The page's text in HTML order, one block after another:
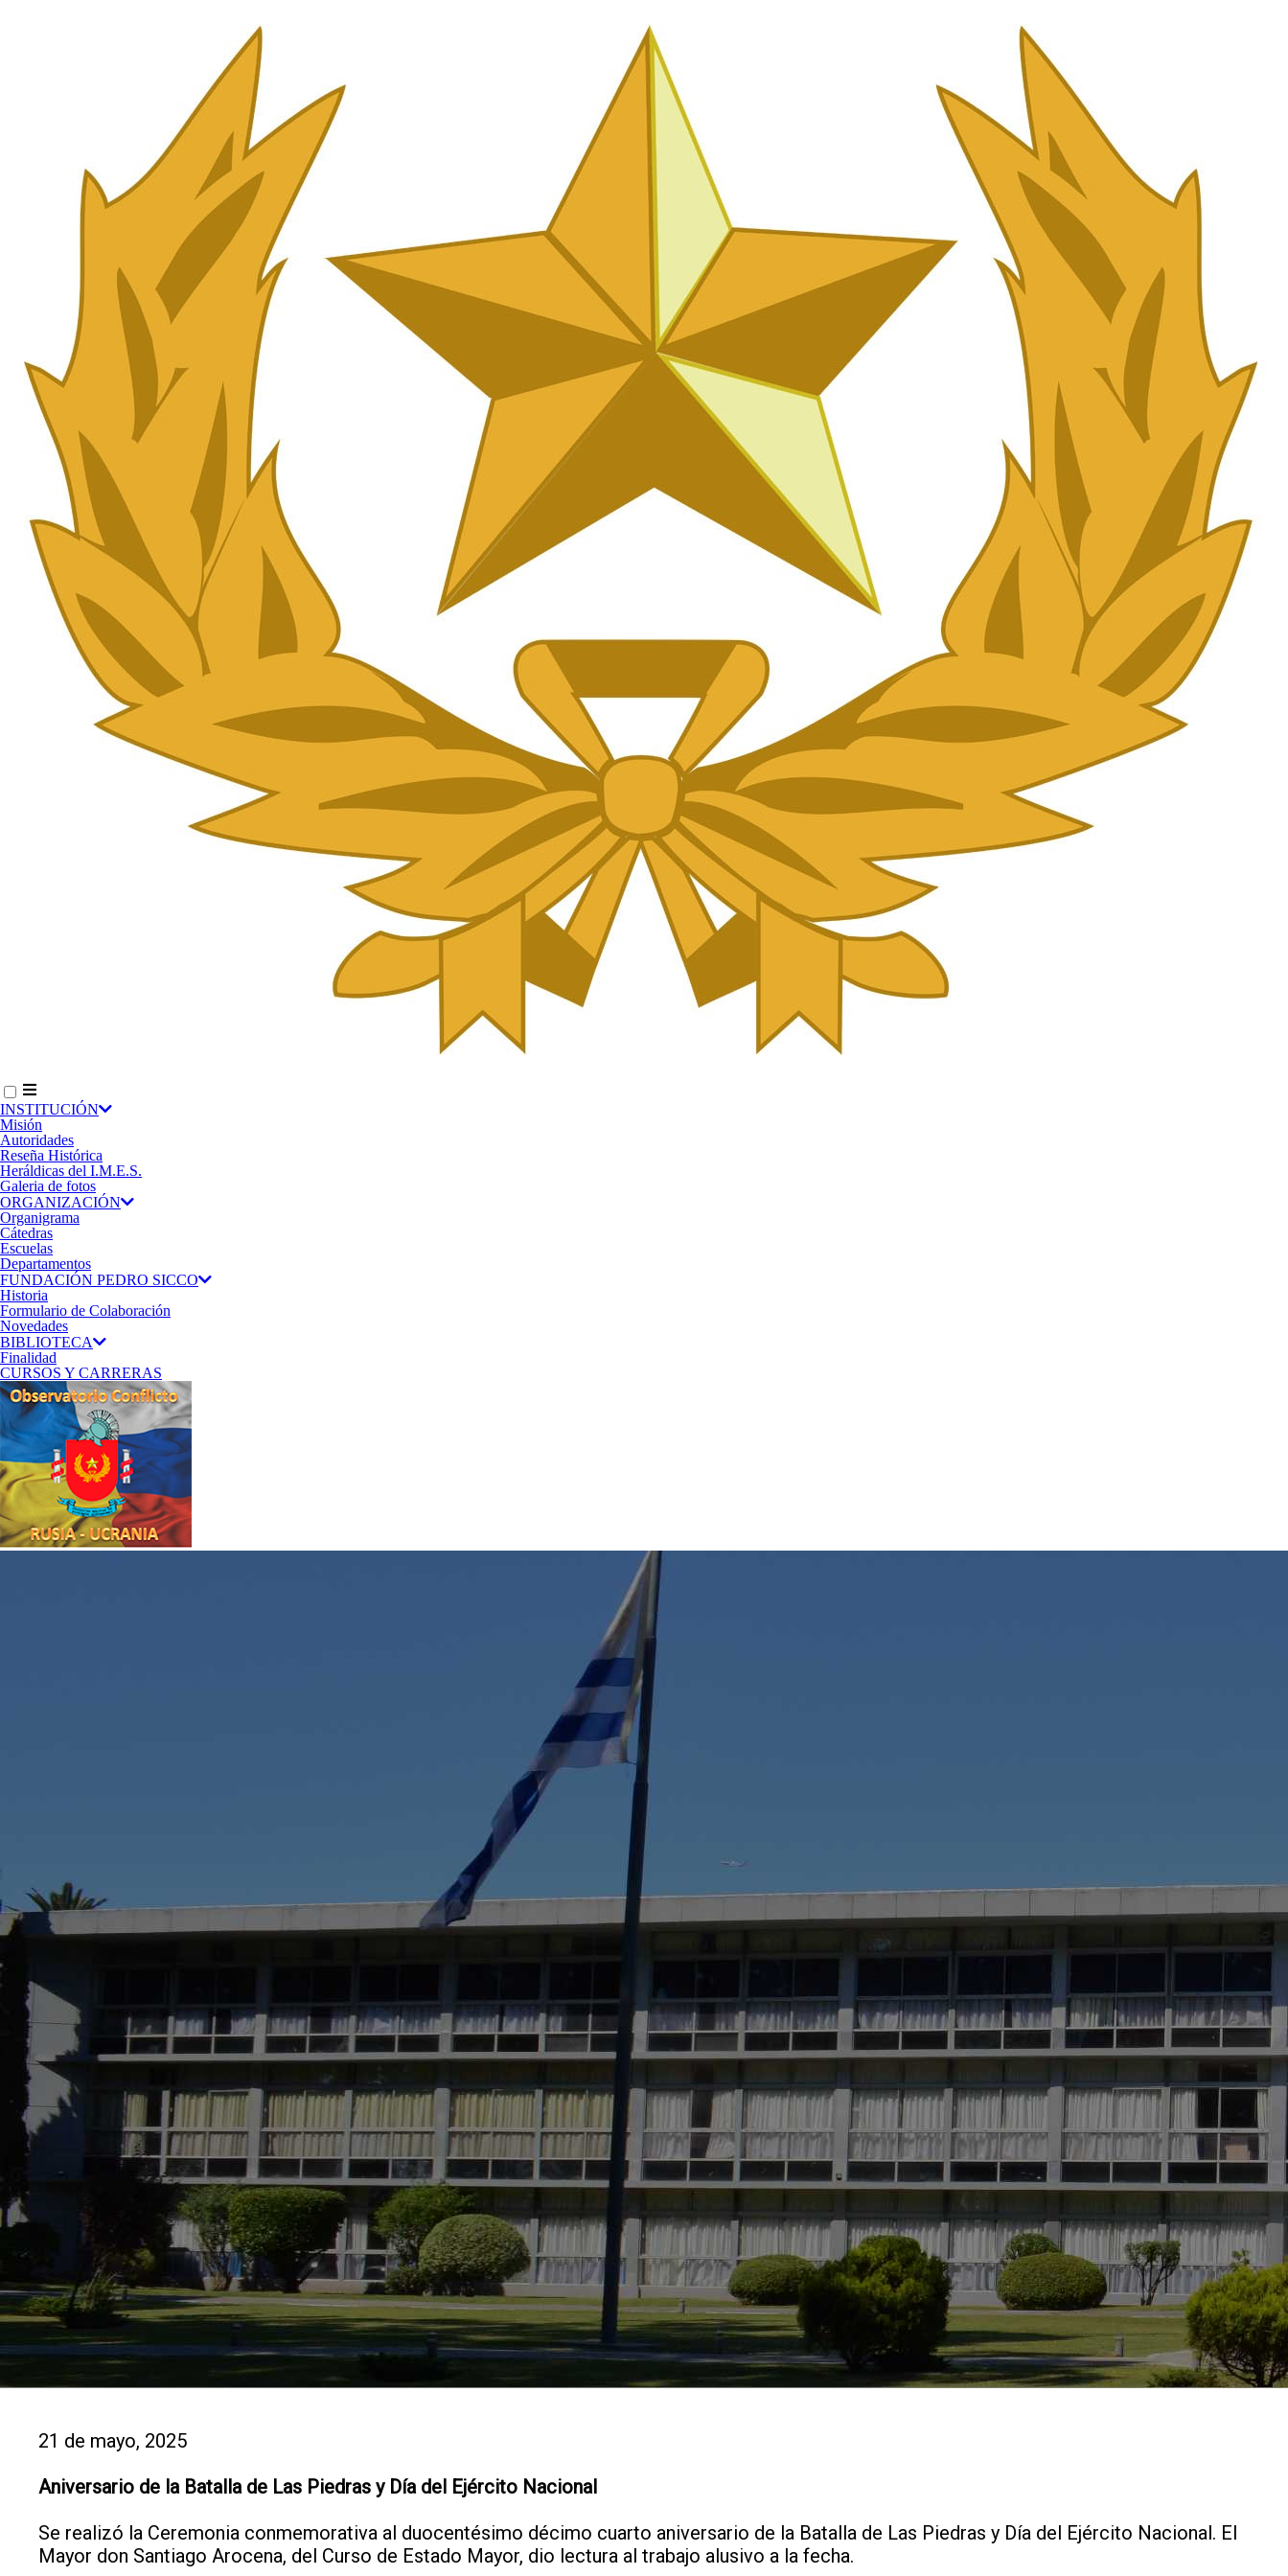
INSTITUCIÓN
Misión
Autoridades
Reseña Histórica
Heráldicas del I.M.E.S.
Galeria de fotos
ORGANIZACIÓN
Organigrama
Cátedras
Escuelas
Departamentos
FUNDACIÓN PEDRO SICCO
Historia
Formulario de Colaboración
Novedades
BIBLIOTECA
Finalidad
CURSOS Y CARRERAS
21 de mayo, 2025
Aniversario de la Batalla de Las Piedras y Día del Ejército Nacional
Se realizó la Ceremonia conmemorativa al duocentésimo décimo cuarto aniversario de la Batalla de Las Piedras y Día del Ejército Nacional. El
Mayor don Santiago Arocena, del Curso de Estado Mayor, dio lectura al trabajo alusivo a la fecha.